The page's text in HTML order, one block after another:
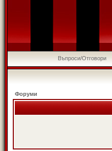
Въпроси/Отговори
Форуми